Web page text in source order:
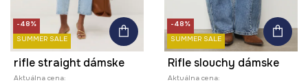
-48%
SUMMER SALE
rifle straight dámske
Aktuálna cena:
-48%
SUMMER SALE
Rifle slouchy dámske
Aktuálna cena: